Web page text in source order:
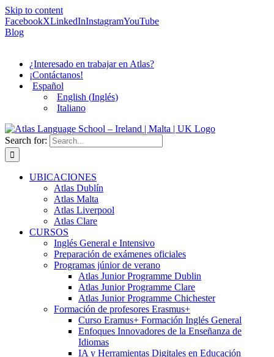
Skip to content
FacebookXLinkedInInstagramYouTube
Blog
¿Interesado en trabajar en Atlas?
¡Contáctanos!
Español
English (Inglés)
Italiano
Search for:
UBICACIONES
Atlas Dublín
Atlas Malta
Atlas Liverpool
Atlas Clare
CURSOS
Inglés General e Intensivo
Preparación de exámenes oficiales
Programas júnior de verano
Atlas Junior Programme Dublin
Atlas Junior Programme Clare
Atlas Junior Programme Chichester
Formación de profesores Erasmus+
Curso Eramus+ Formación Inglés General
Enfoques Innovadores de la Enseñanza de
Idiomas
IA y Herramientas Digitales en Educación